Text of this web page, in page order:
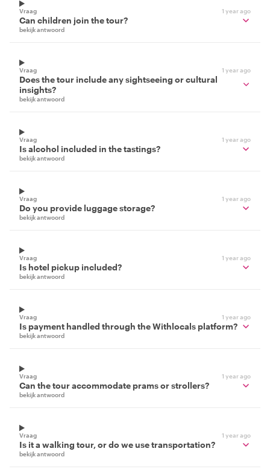
Vraag 1 year ago
Can children join the tour?
bekijk antwoord
Vraag 1 year ago
Does the tour include any sightseeing or cultural
insights?
bekijk antwoord
Vraag 1 year ago
Is alcohol included in the tastings?
bekijk antwoord
Vraag 1 year ago
Do you provide luggage storage?
bekijk antwoord
Vraag 1 year ago
Is hotel pickup included?
bekijk antwoord
Vraag 1 year ago
Is payment handled through the Withlocals platform?
bekijk antwoord
Vraag 1 year ago
Can the tour accommodate prams or strollers?
bekijk antwoord
Vraag 1 year ago
Is it a walking tour, or do we use transportation?
bekijk antwoord